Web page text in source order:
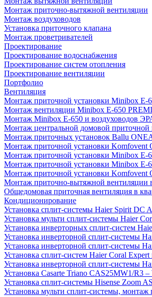
Монтаж приточно-вытяжной вентиляции
Монтаж воздуховодов
Установка приточного клапана
Монтаж проветривателей
Проектирование
Проектирование водоснабжения
Проектирование систем отопления
Проектирование вентиляции
Портфолио
Вентиляция
Монтаж приточной установки Minibox E-
Монтаж вентиляции Minibox E-650
Монтаж Minibox E-650 и воздуховодов
Монтаж центральной домовой приточной
Монтаж приточных установок Ballu
Монтаж приточной установки Komfovent
Монтаж приточной установки Minibox E-
Монтаж приточной установки Minibox E-
Монтаж приточной установки Komfovent
Монтаж приточно-вытяжной вентиляции
Общедомовая приточная вентиляция в
Кондиционирование
Установка сплит-системы Haier Spirit
Установка мульти сплит-системы Haier
Установка инверторных сплит-систем
Установка инверторной сплит-системы
Установка инверторной сплит-системы
Установка сплит-систем Haier Coral Expert
Установка инверторной сплит-системы
Установка Casarte Triano CAS25MW1/R3
Установка сплит-системы Hisense Zoom
Установка мульти сплит-системы,